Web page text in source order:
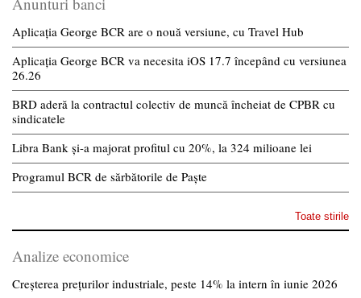
Aplicația George BCR are o nouă versiune, cu Travel Hub
Aplicația George BCR va necesita iOS 17.7 începând cu versiunea
26.26
BRD aderă la contractul colectiv de muncă încheiat de CPBR cu
sindicatele
Libra Bank și-a majorat profitul cu 20%, la 324 milioane lei
Programul BCR de sărbătorile de Paște
Toate stirile
Analize economice
Creșterea prețurilor industriale, peste 14% la intern în iunie 2026